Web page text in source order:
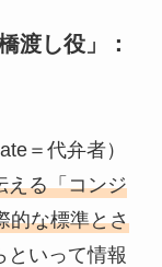
渡し役」：
＝代弁者）
える「コンジ
的な標準とさ
といって情報